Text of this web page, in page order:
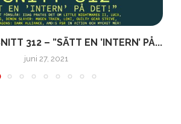
312 – ”SÄTT EN ’INTERN’ PÅ...
juni 27, 2021